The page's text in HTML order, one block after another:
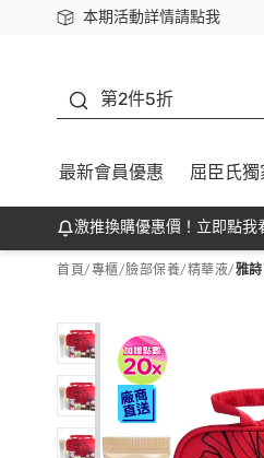
本期活動詳情請點我
下載app最高回饋$350
第2件5折
最新會員優惠 屈臣氏獨
激推換購優惠價！立即點我
首頁/專櫃/臉部保養/精華液/雅